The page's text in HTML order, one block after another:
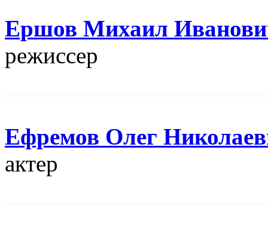
Ершов Михаил
режисcер
Ефремов Олег
актер